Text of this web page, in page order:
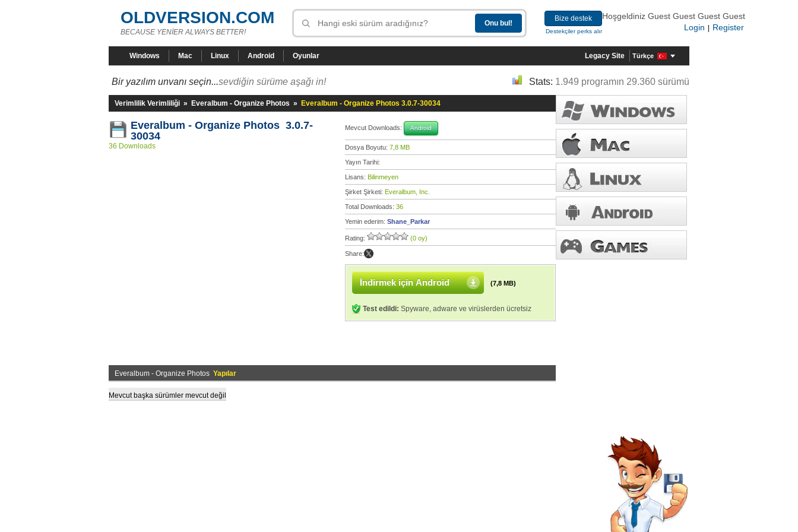
OLDVERSION.COM
BECAUSE YENİER ALWAYS BETTER!
Bize destek
Destekçiler perks alır
Hoşgeldiniz Guest Guest Guest Guest
Login
Register
Windows Mac Linux Android Oyunlar Legacy Site Türkçe
Bir yazılım unvanı seçin...sevdiğin sürüme aşağı in! Stats: 1.949 programın 29.360 sürümü
Verimlilik Verimliliği » Everalbum - Organize Photos » Everalbum - Organize Photos 3.0.7-30034
Everalbum - Organize Photos 3.0.7-
30034
36 Downloads
Mevcut Downloads: Android
Dosya Boyutu: 7,8 MB
Yayın Tarihi:
Lisans: Bilinmeyen
Şirket Şirketi: Everalbum, Inc.
Total Downloads: 36
Yemin ederim: Shane_Parkar
Rating: (0 oy)
Share:
İndirmek için Android (7,8 MB)
Test edildi: Spyware, adware ve virüslerden ücretsiz
Everalbum - Organize Photos Yapılar
Mevcut başka sürümler mevcut değil